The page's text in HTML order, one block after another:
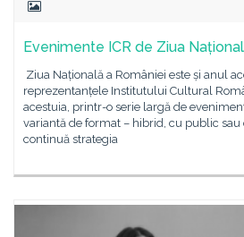
Evenimente ICR de Ziua
Ziua Națională a României este și anul
reprezentanțele Institutului Cultural
acestuia, printr-o serie largă de
variantă de format – hibrid, cu public sau
continuă strategia